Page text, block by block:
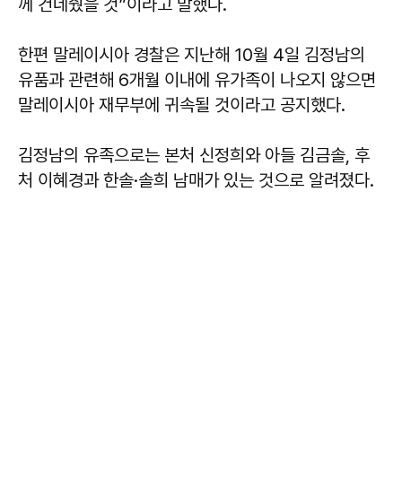
께 건네줬을 것”이라고 말했다.
한편 말레이시아 경찰은 지난해 10월 4일 김정남의
유품과 관련해 6개월 이내에 유가족이 나오지 않으면
말레이시아 재무부에 귀속될 것이라고 공지했다.
김정남의 유족으로는 본처 신정희와 아들 김금솔, 후
처 이혜경과 한솔·솔희 남매가 있는 것으로 알려졌다.